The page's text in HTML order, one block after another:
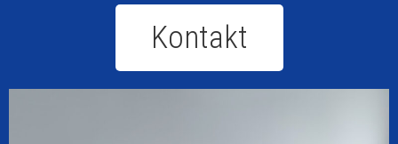
Kontakt